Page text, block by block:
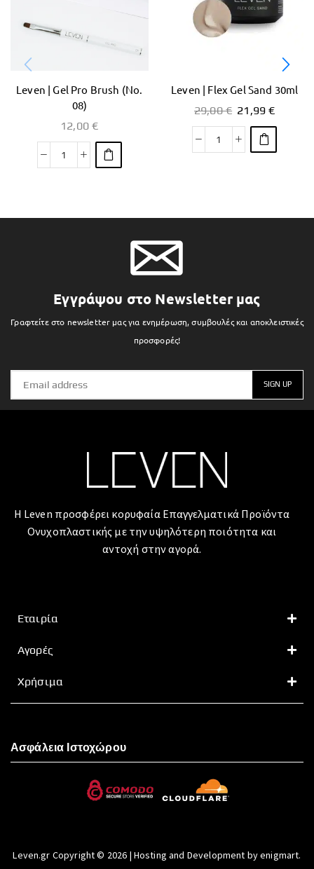
Leven | Gel Pro Brush (No.
08)
12,00€
Leven | Flex Gel Sand 30ml
29,00€ 21,99€
Εγγράψου στο Newsletter μας
Γραφτείτε στο newsletter μας για ενημέρωση, συμβουλές και αποκλειστικές
προσφορές!
Η Leven προσφέρει κορυφαία Επαγγελματικά Προϊόντα
Ονυχοπλαστικής με την υψηλότερη ποιότητα και
αντοχή στην αγορά.
Εταιρία
Αγορές
Χρήσιμα
Ασφάλεια Ιστοχώρου
Leven.gr Copyright © 2026 | Hosting and Development by enigmart.